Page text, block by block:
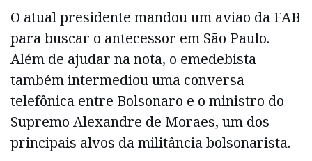
O atual presidente mandou um avião da FAB
para buscar o antecessor em São Paulo.
Além de ajudar na nota, o emedebista
também intermediou uma conversa
telefônica entre Bolsonaro e o ministro do
Supremo Alexandre de Moraes, um dos
principais alvos da militância bolsonarista.